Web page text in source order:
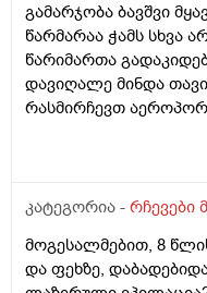
გამარჯობა ბავშვი
წარმარაა ჭამს სხვა
წარიმართა
დავიღალე მინდა
რასმირჩევთ
კატეგორია - რჩევები
მოგესალმებით, 8
და ფეხზე,